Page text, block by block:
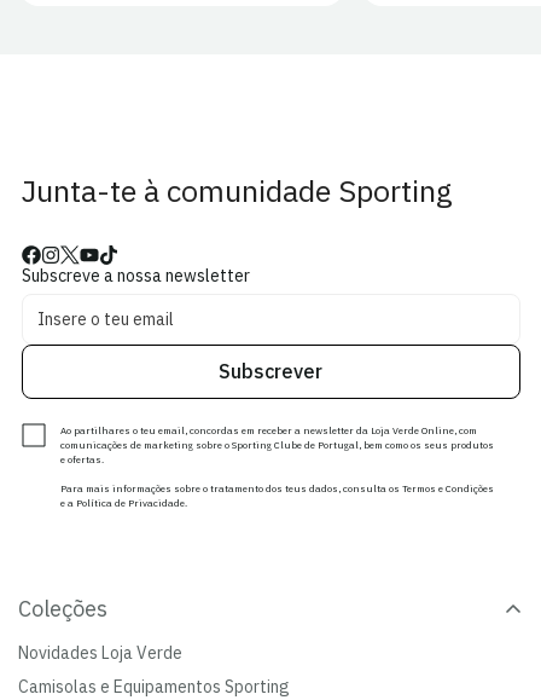
Junta-te à comunidade Sporting
Subscreve a nossa newsletter
Subscrever
Ao partilhares o teu email, concordas em receber a newsletter da Loja Verde Online, com
comunicações de marketing sobre o Sporting Clube de Portugal, bem como os seus produtos
e ofertas.
Para mais informações sobre o tratamento dos teus dados, consulta os Termos e Condições
e a Política de Privacidade.
Coleções
Novidades Loja Verde
Camisolas e Equipamentos Sporting